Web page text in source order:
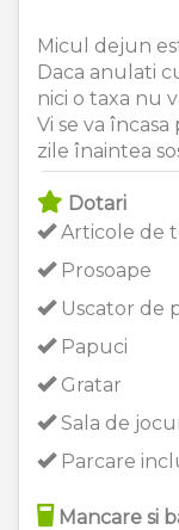
Micul dejun
Daca anulati
nici o taxa nu
Vi se va
zile înaintea
Dotari
Articole de
Prosoape
Uscator de
Papuci
Gratar
Sala de
Parcare
Mancare si